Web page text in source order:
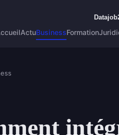
ActuBusinessFormation